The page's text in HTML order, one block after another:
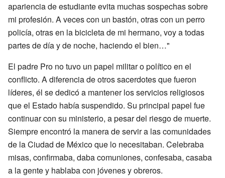
apariencia de estudiante evita muchas sospechas sobre
mi profesión. A veces con un bastón, otras con un perro
policía, otras en la bicicleta de mi hermano, voy a todas
partes de día y de noche, haciendo el bien…"
El padre Pro no tuvo un papel militar o político en el
conflicto. A diferencia de otros sacerdotes que fueron
líderes, él se dedicó a mantener los servicios religiosos
que el Estado había suspendido. Su principal papel fue
continuar con su ministerio, a pesar del riesgo de muerte.
Siempre encontró la manera de servir a las comunidades
de la Ciudad de México que lo necesitaban. Celebraba
misas, confirmaba, daba comuniones, confesaba, casaba
a la gente y hablaba con jóvenes y obreros.